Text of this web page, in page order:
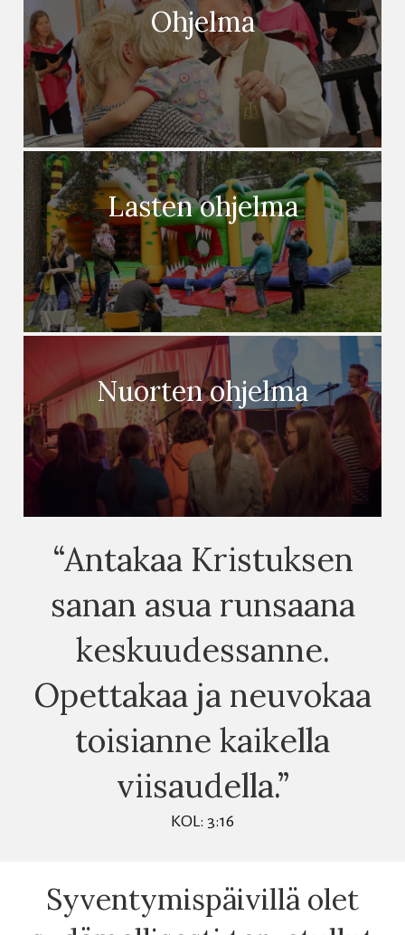
Ohjelma
Lasten ohjelma
Nuorten ohjelma
“Antakaa Kristuksen
sanan asua runsaana
keskuudessanne.
Opettakaa ja neuvokaa
toisianne kaikella
viisaudella.”
KOL: 3:16
Syventymispäivillä olet